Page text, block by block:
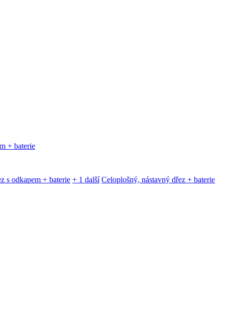
+ baterie
s odkapem + baterie + 1 další Celoplošný, nástavný dřez + baterie